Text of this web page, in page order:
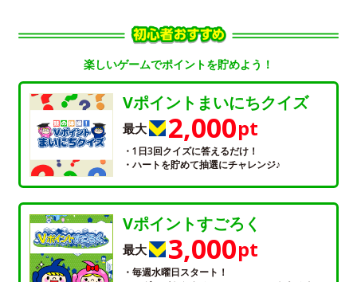
楽しいゲームでポイントを貯めよう！
Vポイントまいにちクイズ
最大 2,000pt
・1日3回クイズに答えるだけ！
・ハートを貯めて抽選にチャレンジ♪
Vポイントすごろく
最大 3,000pt
・毎週水曜日スタート！